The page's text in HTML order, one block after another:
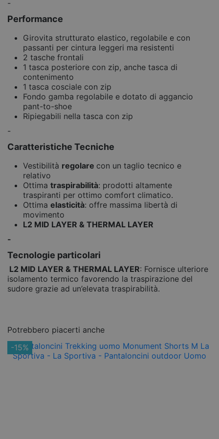
-
Performance
Girovita strutturato elastico, regolabile e con
passanti per cintura leggeri ma resistenti
2 tasche frontali
1 tasca posteriore con zip, anche tasca di
contenimento
1 tasca cosciale con zip
Fondo gamba regolabile e dotato di aggancio
pant-to-shoe
Ripiegabili nella tasca con zip
-
Caratteristiche Tecniche
Vestibilità regolare con un taglio tecnico e
relativo
Ottima traspirabilità: prodotti altamente
traspiranti per ottimo comfort climatico.
Ottima elasticità: offre massima libertà di
movimento
L2 MID LAYER & THERMAL LAYER
-
Tecnologie particolari
L2 MID LAYER & THERMAL LAYER: Fornisce ulteriore
isolamento termico favorendo la traspirazione del
sudore grazie ad un’elevata traspirabilità.
Potrebbero piacerti anche
-15%